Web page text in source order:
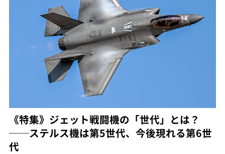
《特集》ジェット戦闘機の「世代」とは？
──ステルス機は第5世代、今後現れる第6世
代